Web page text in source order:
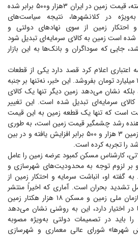
در سه دهه گذشته، قیمت زمین در ایران ۳هزار و۵۰۰ برابر شده
در کلانشهرها، نتیجه سیاست‌های
احتکار زمین از سوی نهاد‌های دولتی و
است زمین به کالای سرمایه‌ای تبدیل شود
که سوداگران و بانک‌ها به این بازار
اعلام کرد قصد دارد یکی از قطعات
زمین خود را به مبلغ هزار و۱۰۰ میلیارد تومان بفروشد. این خبر، نه‌تنها بر جنبه
بلکه نشان می‌دهد زمین دیگر تنها یک کالای
سرمایه‌ای تبدیل شده است. این تغییر
است که تنها یک قطعه زمین به این قیمت
رشد چشمگیر قیمت زمین است، به طوری
که در سه دهه گذشته قیمت زمین ۳ هزار و ۵۰۰ برابر افزایش یافته و در بین
را تجربه کرده است.
کارشناس مسکن کمبود عرضه زمین را عامل
بر لزوم توجه به محدودیت‌های شهرسازی و
گفته او، انباشت سرمایه و احتکار زمین از
تشدید بحران است. آماری که اخیراً منتشر
شده حاکی از آن است که سازمان ملی زمین و مسکن ۱۸ هزار هکتار زمین
اختیار دارد، این به روشنی نشان می‌دهد
باید در تصمیمات دولتی به‌ویژه مصوبه
شهرها» شورای عالی معماری و شهرسازی